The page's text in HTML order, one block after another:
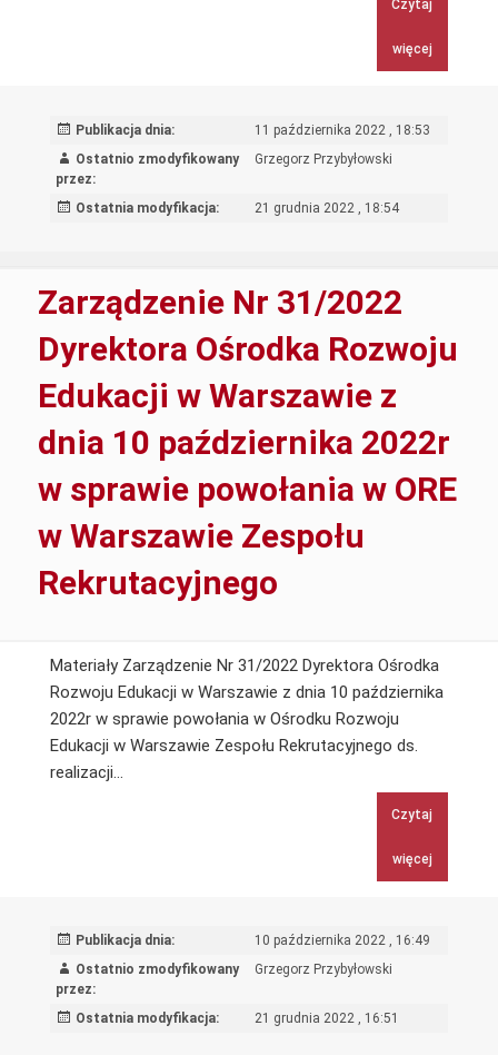
Czytaj
więcejOśrodka
Rozwoju
w
w
sprawie
nr
Publikacja dnia:
11 października 2022 , 18:53
Ostatnio zmodyfikowany
przez:
Grzegorz Przybyłowski
Ostatnia modyfikacja: 21 grudnia 2022 , 18:54
Zarządzenie Nr 31/2022
Dyrektora Ośrodka Rozwoju
Edukacji w Warszawie z
dnia 10 października 2022r
w sprawie powołania w ORE
w Warszawie Zespołu
Rekrutacyjnego
Materiały Zarządzenie Nr 31/2022 Dyrektora Ośrodka
Rozwoju Edukacji w Warszawie z dnia 10 października
2022r w sprawie powołania w Ośrodku Rozwoju
Edukacji w Warszawie Zespołu Rekrutacyjnego ds.
realizacji…
Czytaj
więcej
Edukacji
w
z
Publikacja dnia:
10 października 2022 , 16:49
Ostatnio zmodyfikowany
przez:
Grzegorz Przybyłowski
Ostatnia modyfikacja: 21 grudnia 2022 , 16:51